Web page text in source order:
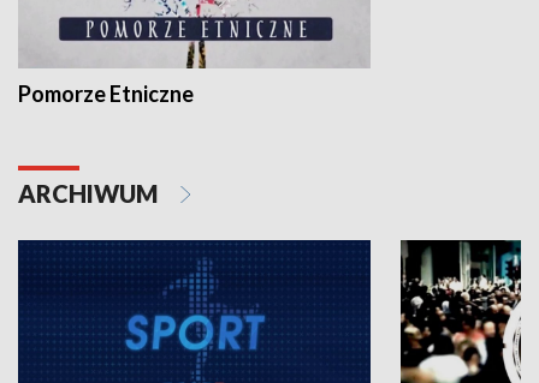
Pomorze Etniczne
ARCHIWUM